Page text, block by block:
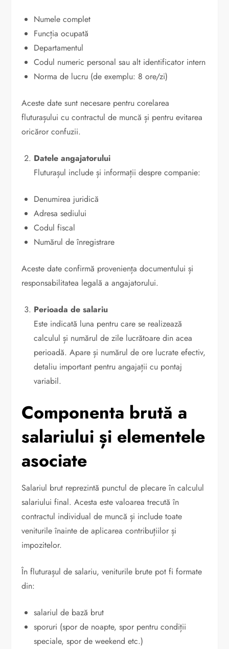
Numele complet
Funcția ocupată
Departamentul
Codul numeric personal sau alt identificator intern
Norma de lucru (de exemplu: 8 ore/zi)
Aceste date sunt necesare pentru corelarea
fluturașului cu contractul de muncă și pentru evitarea
oricăror confuzii.
Datele angajatorului
Fluturașul include și informații despre companie:
Denumirea juridică
Adresa sediului
Codul fiscal
Numărul de înregistrare
Aceste date confirmă proveniența documentului și
responsabilitatea legală a angajatorului.
Perioada de salariu
Este indicată luna pentru care se realizează
calculul și numărul de zile lucrătoare din acea
perioadă. Apare și numărul de ore lucrate efectiv,
detaliu important pentru angajații cu pontaj
variabil.
Componenta brută a
salariului și elementele
asociate
Salariul brut reprezintă punctul de plecare în calculul
salariului final. Acesta este valoarea trecută în
contractul individual de muncă și include toate
veniturile înainte de aplicarea contribuțiilor și
impozitelor.
În fluturașul de salariu, veniturile brute pot fi formate
din:
salariul de bază brut
sporuri (spor de noapte, spor pentru condiții
speciale, spor de weekend etc.)